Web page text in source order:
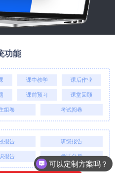
功能
课中教学 课后作业
课前预习 课堂回顾
组卷 考试阅卷
报告 班级报告
报告 考试分析
可以定制方案吗？